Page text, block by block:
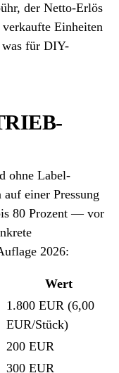
der Netto-Erlös
Einheiten
für DIY-
ohne Label-
einer Pressung
80 Prozent — vor
2026:
Wert
1.800 EUR (6,00
EUR/Stück)
200 EUR
300 EUR